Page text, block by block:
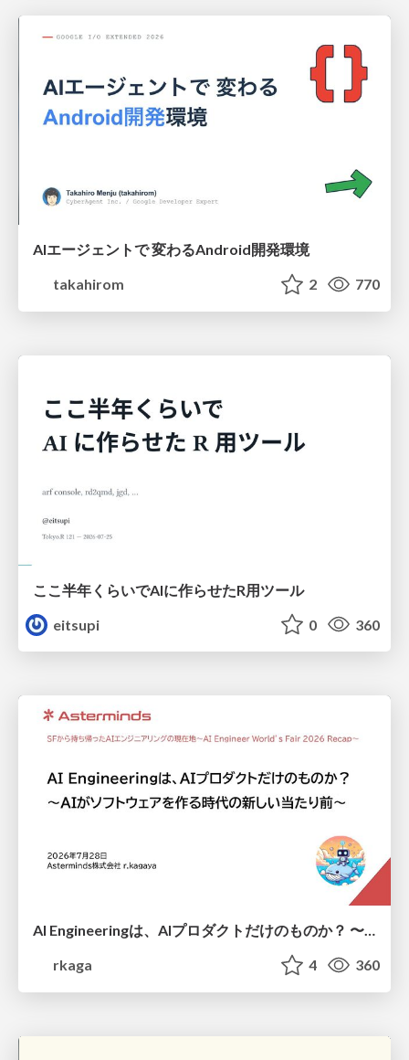
AIエージェントで 変わるAndroid開発環境
takahirom
2 770
ここ半年くらいでAIに作らせたR用ツール
eitsupi
0 360
AI Engineeringは、AIプロダクトだけのものか？ 〜AIがソフトウェアを作る時代の新しい当たり前〜 / No AI in your product. AI Engineering in your development.
rkaga
4 360